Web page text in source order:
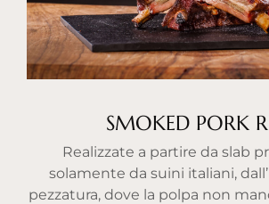
SMOKED PORK
Realizzate a partire da slab
solamente da suini italiani,
pezzatura, dove la polpa non